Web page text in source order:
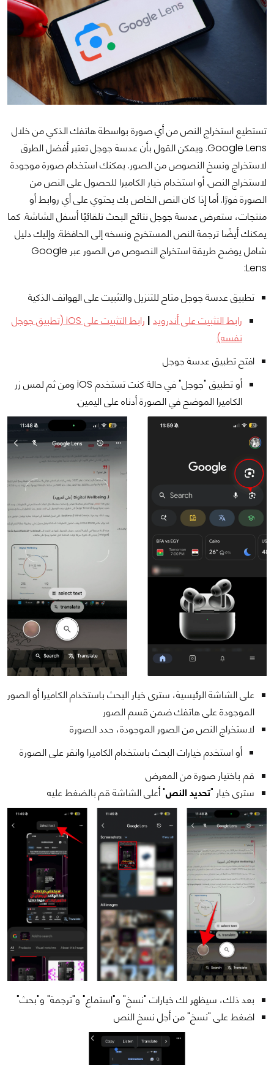
تستطيع استخراج النص من أي صورة بواسطة هاتفك الذكي من خلال
Google Lens. ويمكن القول بأن عدسة جوجل تعتبر أفضل الطرق
لاستخراج ونسخ النصوص من الصور. يمكنك استخدام صورة موجودة
لاستخراج النص. أو استخدام خيار الكاميرا للحصول على النص من
الصورة فورًا. أما إذا كان النص الخاص بك يحتوي على أي روابط أو
منتجات، ستعرض عدسة جوجل نتائج البحث تلقائيًا أسفل الشاشة. كما
يمكنك أيضًا ترجمة النص المستخرج ونسخه إلى الحافظة. وإليك دليل
شامل يوضح طريقة استخراج النصوص من الصور عبر Google
Lens:
تطبيقعدسة جوجلمتاح للتنزيل والتثبيت على الهواتف الذكية
رابط التثبيت على أندرويد |
رابط التثبيت على iOS (تطبيق جوجل
نفسه)
افتح تطبيق عدسة جوجل
أو تطبيق "جوجل" في حالة كنت تستخدم iOS ومن ثم لمس زر
الكاميرا الموضح في الصورة أدناه على اليمين.
على الشاشة الرئيسية، سترى خيار البحث باستخدام الكاميرا أو الصور
الموجودة على هاتفك ضمن قسم الصور
لاستخراج النص من الصور الموجودة، حدد الصورة
أو استخدم خيارات البحث باستخدام الكاميرا وانقر على الصورة
قم باختيار صورة من المعرض
سترى خيار "تحديد النص" أعلى الشاشة قم بالضغط عليه
بعد ذلك، سيظهر لك خيارات "نسخ" و"استماع" و"ترجمة" و"بحث"
اضغط على "نسخ" من أجل نسخ النص